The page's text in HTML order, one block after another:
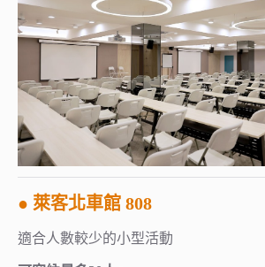
● 萊客北車館 808
適合人數較少的小型活動